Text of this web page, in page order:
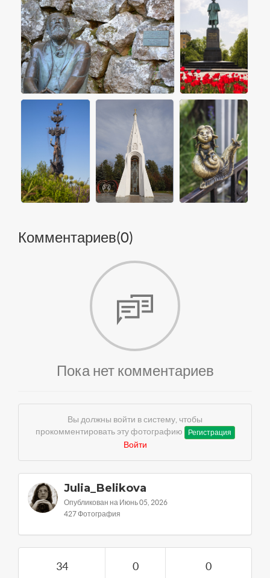
Комментариев(0)
Пока нет комментариев
Вы должны войти в систему, чтобы
прокомментировать эту фотографию
Регистрация
Войти
Julia_Belikova
Опубликован на Июнь 05, 2026
427 Фотография
34 0 0